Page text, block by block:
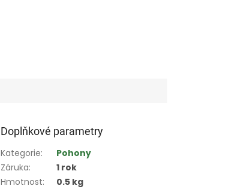
Doplňkové parametry
Kategorie:
Pohony
Záruka:
1 rok
Hmotnost:
0.5 kg